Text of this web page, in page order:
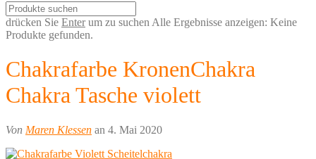
drücken Sie Enterum zu suchen Alle Ergebnisse anzeigen: Keine
Produkte gefunden.
Chakrafarbe KronenChakra
Chakra Tasche violett
Von Maren Klessen an 4. Mai 2020